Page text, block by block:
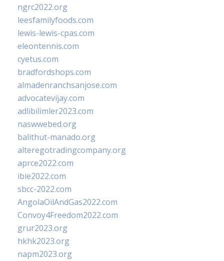
ngrc2022.org
leesfamilyfoods.com
lewis-lewis-cpas.com
eleontennis.com
cyetus.com
bradfordshops.com
almadenranchsanjose.com
advocatevijay.com
adlibilimler2023.com
naswwebed.org
balithut-manado.org
alteregotradingcompany.org
aprce2022.com
ibie2022.com
sbcc-2022.com
AngolaOilAndGas2022.com
Convoy4Freedom2022.com
grur2023.org
hkhk2023.org
napm2023.org